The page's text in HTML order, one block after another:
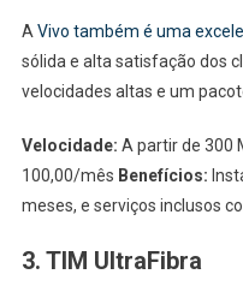
A Vivo também é uma
sólida e alta satisfação dos
velocidades altas e um
Velocidade: A partir de 300
100,00/mês Benefícios:
meses, e serviços inclusos
3. TIM UltraFibra